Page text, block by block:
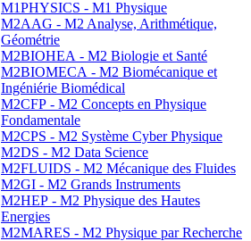
M1PHYSICS - M1 Physique
M2AAG - M2 Analyse, Arithmétique,
Géométrie
M2BIOHEA - M2 Biologie et Santé
M2BIOMECA - M2 Biomécanique et
Ingéniérie Biomédical
M2CFP - M2 Concepts en Physique
Fondamentale
M2CPS - M2 Système Cyber Physique
M2DS - M2 Data Science
M2FLUIDS - M2 Mécanique des Fluides
M2GI - M2 Grands Instruments
M2HEP - M2 Physique des Hautes
Energies
M2MARES - M2 Physique par Recherche